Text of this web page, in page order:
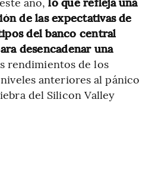
de las expectativas de
del banco central
desencadenar una
rendimientos de los
anteriores al pánico
del Silicon Valley